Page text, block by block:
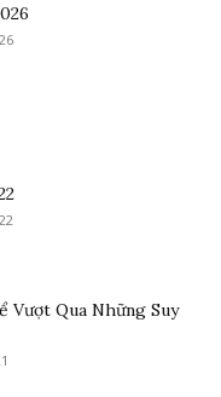
Vượt Qua Những Suy